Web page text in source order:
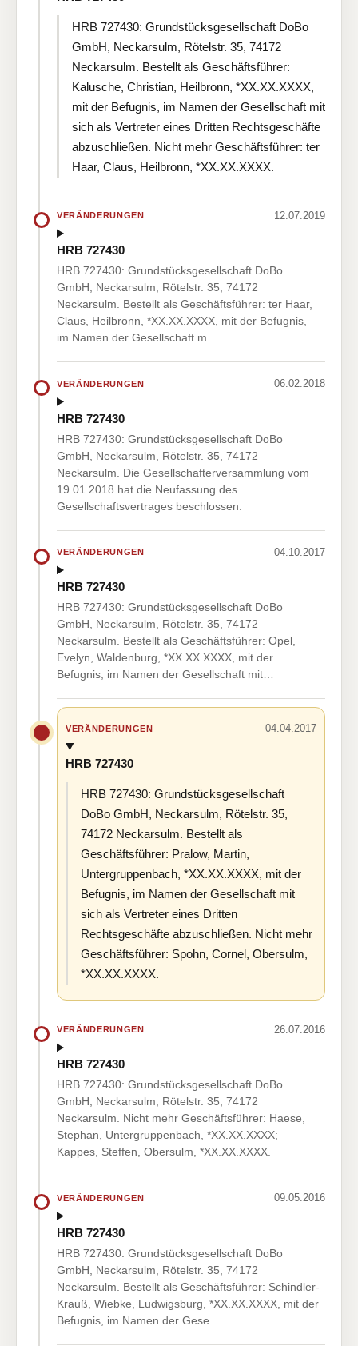
HRB 727430: Grundstücksgesellschaft DoBo
GmbH, Neckarsulm, Rötelstr. 35, 74172
Neckarsulm. Bestellt als Geschäftsführer:
Kalusche, Christian, Heilbronn, *XX.XX.XXXX,
mit der Befugnis, im Namen der Gesellschaft mit
sich als Vertreter eines Dritten Rechtsgeschäfte
abzuschließen. Nicht mehr Geschäftsführer: ter
Haar, Claus, Heilbronn, *XX.XX.XXXX.
VERÄNDERUNGEN 12.07.2019
HRB 727430
HRB 727430: Grundstücksgesellschaft DoBo
GmbH, Neckarsulm, Rötelstr. 35, 74172
Neckarsulm. Bestellt als Geschäftsführer: ter Haar,
Claus, Heilbronn, *XX.XX.XXXX, mit der Befugnis,
im Namen der Gesellschaft m…
VERÄNDERUNGEN 06.02.2018
HRB 727430
HRB 727430: Grundstücksgesellschaft DoBo
GmbH, Neckarsulm, Rötelstr. 35, 74172
Neckarsulm. Die Gesellschafterversammlung vom
19.01.2018 hat die Neufassung des
Gesellschaftsvertrages beschlossen.
VERÄNDERUNGEN 04.10.2017
HRB 727430
HRB 727430: Grundstücksgesellschaft DoBo
GmbH, Neckarsulm, Rötelstr. 35, 74172
Neckarsulm. Bestellt als Geschäftsführer: Opel,
Evelyn, Waldenburg, *XX.XX.XXXX, mit der
Befugnis, im Namen der Gesellschaft mit…
VERÄNDERUNGEN 04.04.2017
HRB 727430
HRB 727430: Grundstücksgesellschaft
DoBo GmbH, Neckarsulm, Rötelstr. 35,
74172 Neckarsulm. Bestellt als
Geschäftsführer: Pralow, Martin,
Untergruppenbach, *XX.XX.XXXX, mit der
Befugnis, im Namen der Gesellschaft mit
sich als Vertreter eines Dritten
Rechtsgeschäfte abzuschließen. Nicht mehr
Geschäftsführer: Spohn, Cornel, Obersulm,
*XX.XX.XXXX.
VERÄNDERUNGEN 26.07.2016
HRB 727430
HRB 727430: Grundstücksgesellschaft DoBo
GmbH, Neckarsulm, Rötelstr. 35, 74172
Neckarsulm. Nicht mehr Geschäftsführer: Haese,
Stephan, Untergruppenbach, *XX.XX.XXXX;
Kappes, Steffen, Obersulm, *XX.XX.XXXX.
VERÄNDERUNGEN 09.05.2016
HRB 727430
HRB 727430: Grundstücksgesellschaft DoBo
GmbH, Neckarsulm, Rötelstr. 35, 74172
Neckarsulm. Bestellt als Geschäftsführer: Schindler-
Krauß, Wiebke, Ludwigsburg, *XX.XX.XXXX, mit der
Befugnis, im Namen der Gese…